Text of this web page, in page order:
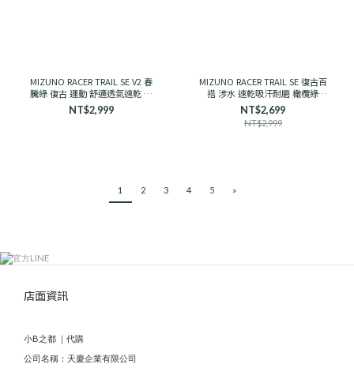
MIZUNO RACER TRAIL SE V2 春
騰綠 復古 運動 舒適透氣速乾 朔
溪鞋 D1GH261202
NT$2,999
MIZUNO RACER TRAIL SE 復古百
搭 涉水 速乾吸汗耐磨 橄欖綠
D1GH241901
NT$2,699
NT$2,999
1 2 3 4 5 »
店面資訊
小B之都 ｜代購
公司名稱：天慶企業有限公司